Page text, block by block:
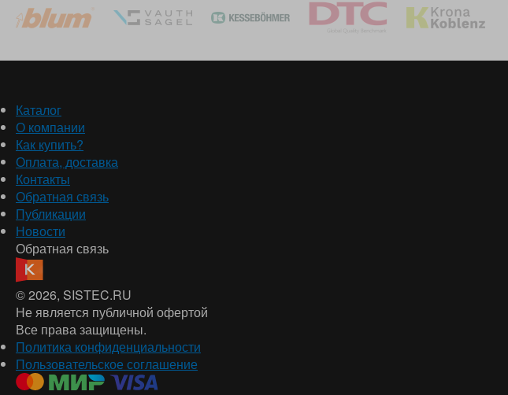
Каталог
О компании
Как купить?
Оплата, доставка
Контакты
Обратная связь
Публикации
Новости
Обратная связь
© 2026, SISTEC.RU
Не является публичной офертой
Все права защищены.
Политика конфиденциальности
Пользовательское соглашение